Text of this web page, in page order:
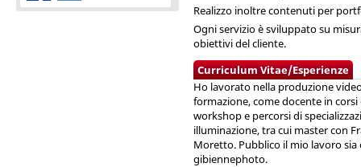
Realizzo inoltre contenuti per
Ogni servizio è sviluppato su
obiettivi del cliente.
Curriculum Vitae/Esperienze
Ho lavorato nella produzione
formazione, come docente in
workshop e percorsi di
illuminazione, tra cui master con
Moretto. Pubblico il mio lavoro
gibiennephoto.